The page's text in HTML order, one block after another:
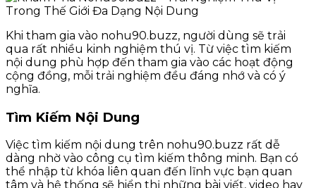
Khi tham gia vào nohu90.buzz, người dùng sẽ trải
qua rất nhiều kinh nghiệm thú vị. Từ việc tìm kiếm
nội dung phù hợp đến tham gia vào các hoạt động
cộng đồng, mỗi trải nghiệm đều đáng nhớ và có ý
nghĩa.
Tìm Kiếm Nội Dung
Việc tìm kiếm nội dung trên nohu90.buzz rất dễ
dàng nhờ vào công cụ tìm kiếm thông minh. Bạn có
thể nhập từ khóa liên quan đến lĩnh vực bạn quan
tâm và hệ thống sẽ hiển thị những bài viết, video hay